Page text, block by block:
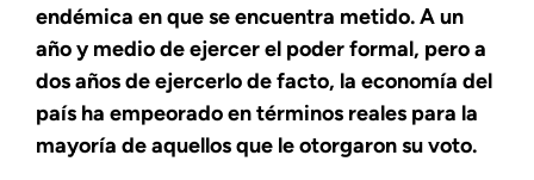
endémica en que se encuentra metido. A un
año y medio de ejercer el poder formal, pero a
dos años de ejercerlo de facto, la economía del
país ha empeorado en términos reales para la
mayoría de aquellos que le otorgaron su voto.